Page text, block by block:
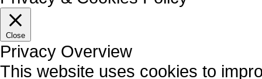
Close
Privacy Overview
This website uses cookies to